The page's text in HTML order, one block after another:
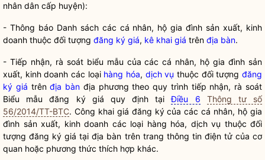
nhân dân cấp huyện):
- Thông báo Danh sách các cá nhân, hộ gia đình sản xuất, kinh
doanh thuộc đối tượng đăng ký giá, kê khai giá trên địa bàn.
- Tiếp nhận, rà soát biểu mẫu của các cá nhân, hộ gia đình sản
xuất, kinh doanh các loại hàng hóa, dịch vụ thuộc đối tượngđăng
ký giá trênđịa bàn địa phương theo quy trình tiếp nhận, rà soát
Biểu mẫuđăng ký giá quy định tạiĐiều 6
Thông tư số
56/2014/TT-BTC. Công khai giá đăng ký của các cá nhân, hộ gia
đình sản xuất, kinh doanh các loại hàng hóa, dịch vụ thuộc đối
tượngđăng ký giá tạiđịa bàn trên trang thông tin điện tử của cơ
quan hoặc phương thức thích hợp khác.